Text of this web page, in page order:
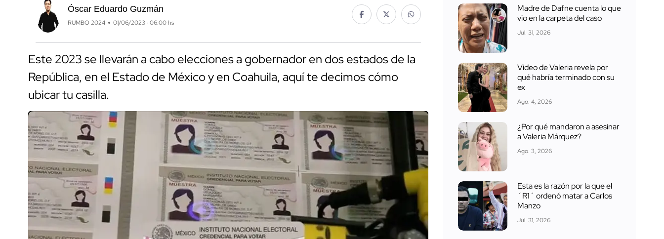
Óscar Eduardo Guzmán
RUMBO 2024 01/06/2023 · 06:00 hs
Este 2023 se llevarán a cabo elecciones a gobernador en dos estados de la
República, en el Estado de México y en Coahuila, aquí te decimos cómo
ubicar tu casilla.
Madre de Dafne cuenta lo que
vio en la carpeta del caso
Jul. 31, 2026
Video de Valeria revela por
qué habría terminado con su
ex
Ago. 4, 2026
¿Por qué mandaron a asesinar
a Valeria Márquez?
Ago. 3, 2026
Esta es la razón por la que el
´R1´ ordenó matar a Carlos
Manzo
Jul. 31, 2026